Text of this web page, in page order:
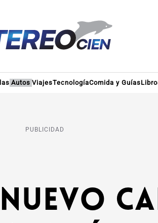
Autos ViajesTecnologíaComida y Guías
PUBLICIDAD
nuevo